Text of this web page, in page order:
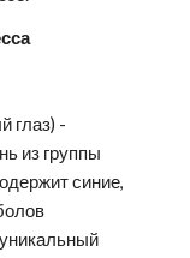
из группы
синие,